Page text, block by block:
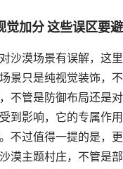
觉加分 这些误区要
沙漠场景有误解，这
景只是纯视觉装饰，
不管是防御布局还是
到影响，它的专属作
不过值得一提的是，
漠主题村庄，不管是